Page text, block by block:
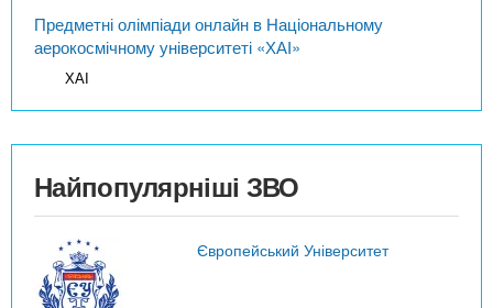
Предметні олімпіади онлайн в Національному
аерокосмічному університеті «ХАІ»
ХАІ
Найпопулярніші ЗВО
Європейський Університет